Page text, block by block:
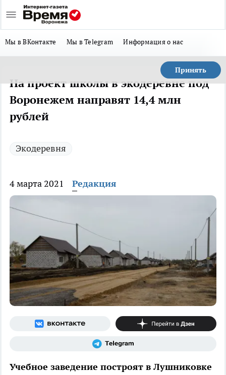
Мы в ВКонтакте Мы в Telegram Информация о нас
Принять
На проект школы в экодеревне под
Воронежем направят 14,4 млн
рублей
Экодеревня
4 марта 2021 Редакция
Учебное заведение построят в Лушниковке